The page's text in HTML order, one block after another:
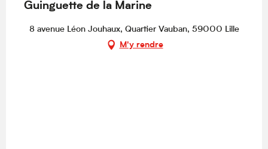
Guinguette de la Marine
8 avenue Léon Jouhaux, Quartier Vauban, 59000 Lille
M'y rendre